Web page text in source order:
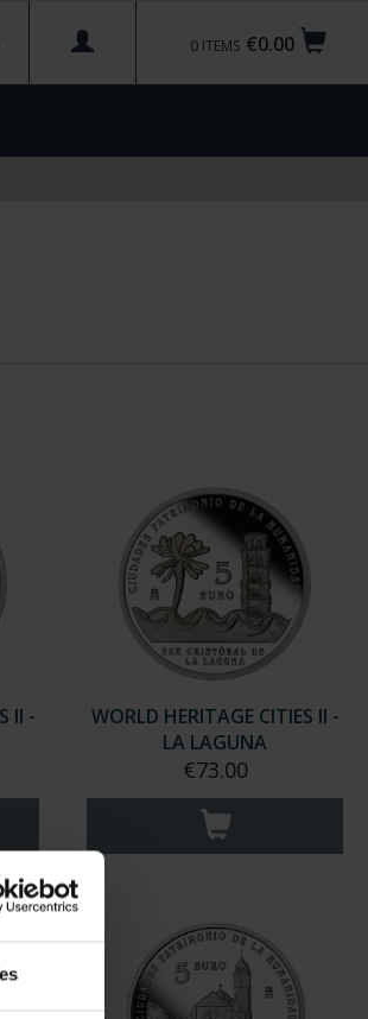
€0.00
0 ITEMS
II -
WORLD HERITAGE CITIES II -
LA LAGUNA
€73.00